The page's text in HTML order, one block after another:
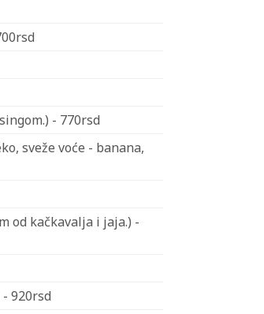
- 770rsd
sveže voće - banana,
od kačkavalja i jaja.) -
920rsd